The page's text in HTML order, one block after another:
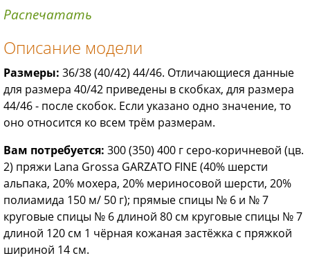
Распечатать
Описание модели
Размеры: 36/38 (40/42) 44/46. Отличающиеся данные
для размера 40/42 приведены в скобках, для размера
44/46 - после скобок. Если указано одно значение, то
оно относится ко всем трём размерам.
Вам потребуется: 300 (350) 400 г серо-коричневой (цв.
2) пряжи Lana Grossa GARZATO FINE (40% шерсти
альпака, 20% мохера, 20% мериносовой шерсти, 20%
полиамида 150 м/ 50 г); прямые спицы № 6 и № 7
круговые спицы № 6 длиной 80 см круговые спицы № 7
длиной 120 см 1 чёрная кожаная застёжка с пряжкой
шириной 14 см.